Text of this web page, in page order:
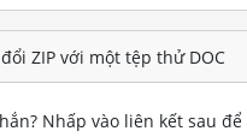
ZIP với một tệp thử DOC
Nhấp vào liên kết sau